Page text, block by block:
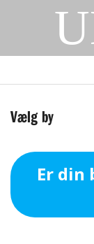
Vælg by
Er din